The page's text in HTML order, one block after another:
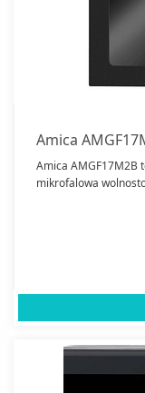
Amica
Amica AMGF17M2B
mikrofalowa